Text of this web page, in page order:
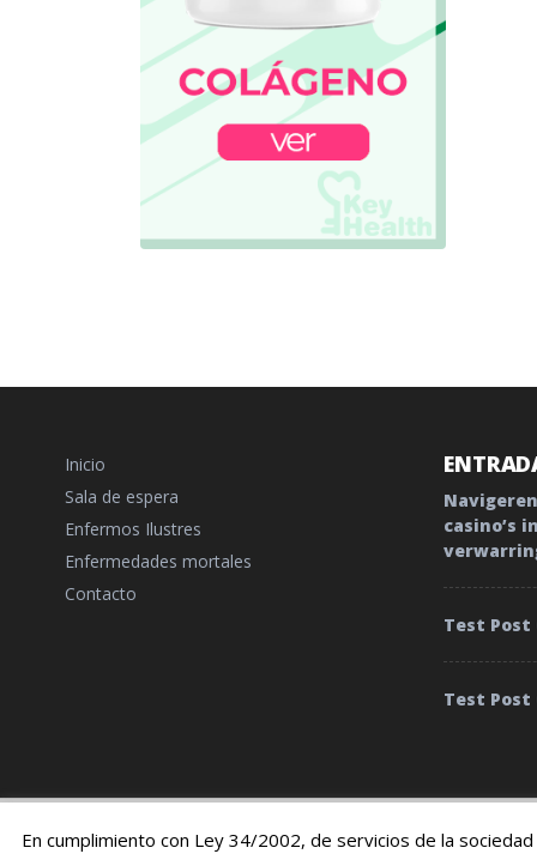
Inicio
Sala de espera
Enfermos Ilustres
Enfermedades mortales
Contacto
casino’s
Test Post
Test Post
© 2019 TratamientoyEnfermedades |Cookies |
En cumplimiento con Ley 34/2002, de servicios de la